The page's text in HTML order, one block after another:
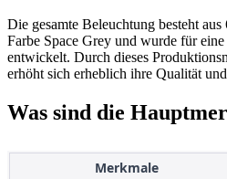
Die gesamte Beleuchtung besteht
Farbe Space Grey und wurde für
entwickelt. Durch dieses
erhöht sich erheblich ihre Qualität
Was sind die
Merkmale